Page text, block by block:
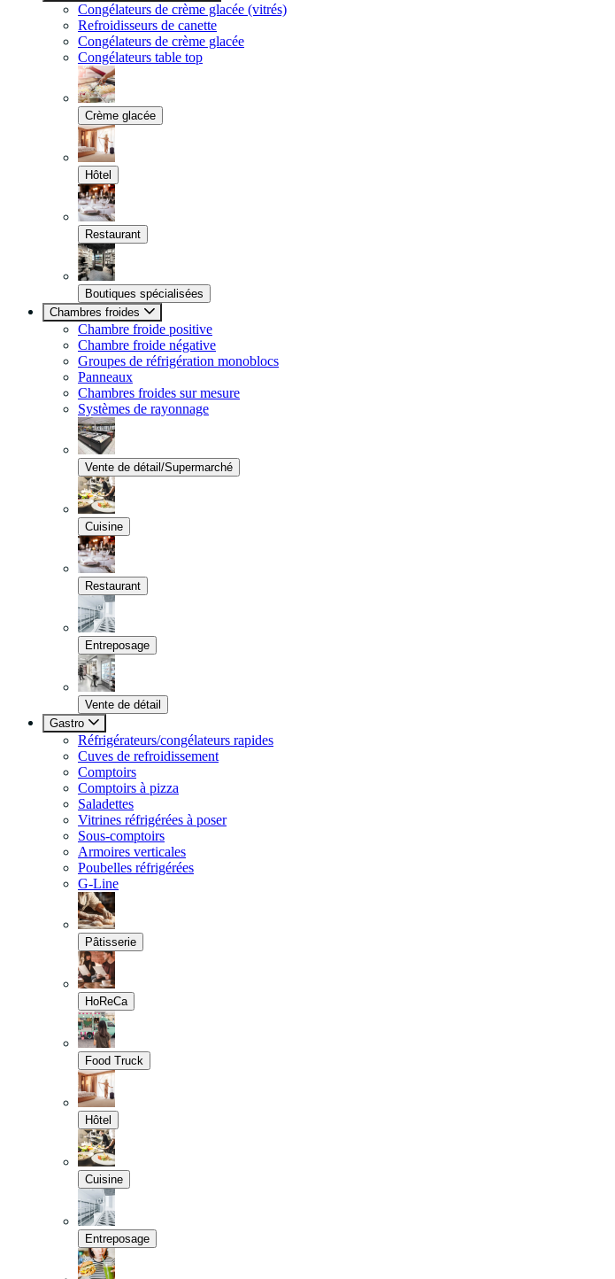
Congélateurs de crème glacée (vitrés)
Refroidisseurs de canette
Congélateurs de crème glacée
Congélateurs table top
Crème glacée
Hôtel
Restaurant
Boutiques spécialisées
Chambres froides
Chambre froide positive
Chambre froide négative
Groupes de réfrigération monoblocs
Panneaux
Chambres froides sur mesure
Systèmes de rayonnage
Vente de détail/Supermarché
Cuisine
Restaurant
Entreposage
Vente de détail
Gastro
Réfrigérateurs/congélateurs rapides
Cuves de refroidissement
Comptoirs
Comptoirs à pizza
Saladettes
Vitrines réfrigérées à poser
Sous-comptoirs
Armoires verticales
Poubelles réfrigérées
G-Line
Pâtisserie
HoReCa
Food Truck
Hôtel
Cuisine
Entreposage